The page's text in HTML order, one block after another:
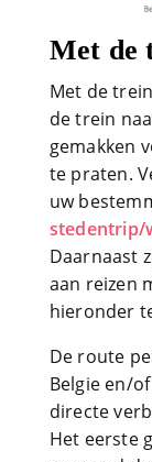
Met de
Met de
de trein
gemakken
te praten.
uw
stedentrip/
Daarnaast
aan reizen
hieronder
De route
Belgie en/
directe
Het eerste